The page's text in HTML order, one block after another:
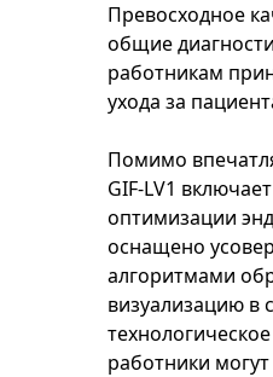
Превосходное
общие
работникам
ухода за
Помимо
GIF-LV1
оптимизации
оснащено
алгоритмами
визуализацию в
работники